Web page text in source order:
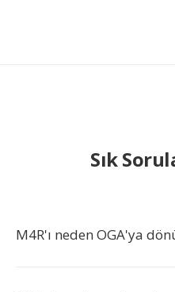
Sık
M4R'ı neden OGA'ya